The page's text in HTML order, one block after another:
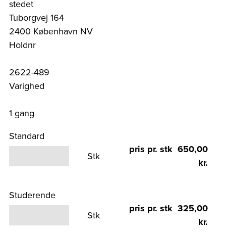
stedet
Tuborgvej 164
2400 København NV
Holdnr
2622-489
Varighed
1 gang
Standard
Stk
pris pr. stk 650,00
kr.
Studerende
Stk
pris pr. stk 325,00
kr.